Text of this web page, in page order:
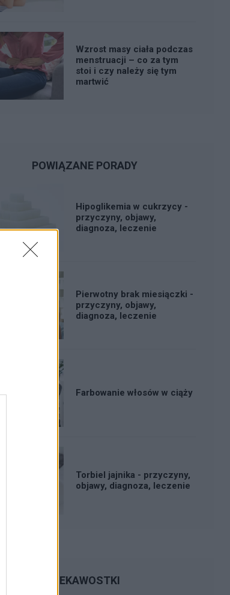
Wzrost masy ciała podczas
menstruacji – co za tym
stoi i czy należy się tym
martwić
POWIĄZANE PORADY
Hipoglikemia w cukrzycy -
przyczyny, objawy,
diagnoza, leczenie
Pierwotny brak miesiączki -
przyczyny, objawy,
diagnoza, leczenie
Farbowanie włosów w ciąży
Torbiel jajnika - przyczyny,
objawy, diagnoza, leczenie
CIEKAWOSTKI